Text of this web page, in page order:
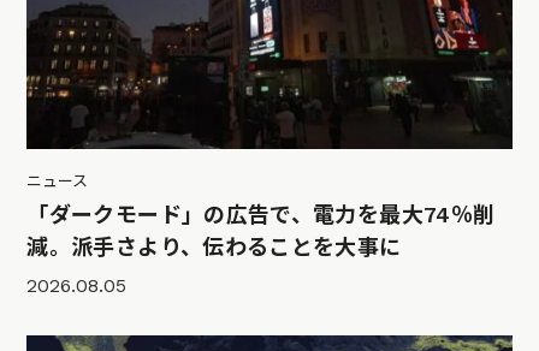
ニュース
「ダークモード」の広告で、電力を最大74％削
減。派手さより、伝わることを大事に
2026.08.05